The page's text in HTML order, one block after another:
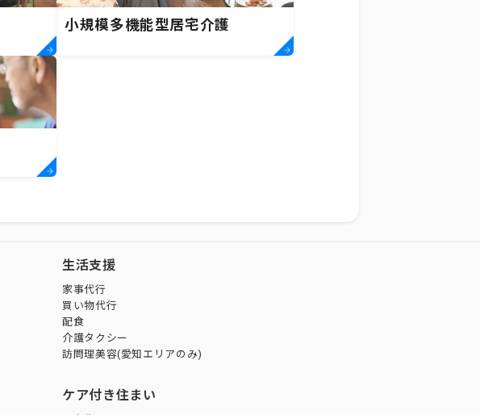
小規模多機能型居宅介護
生活支援
家事代行
買い物代行
配食
介護タクシー
訪問理美容(愛知エリアのみ)
ケア付き住まい